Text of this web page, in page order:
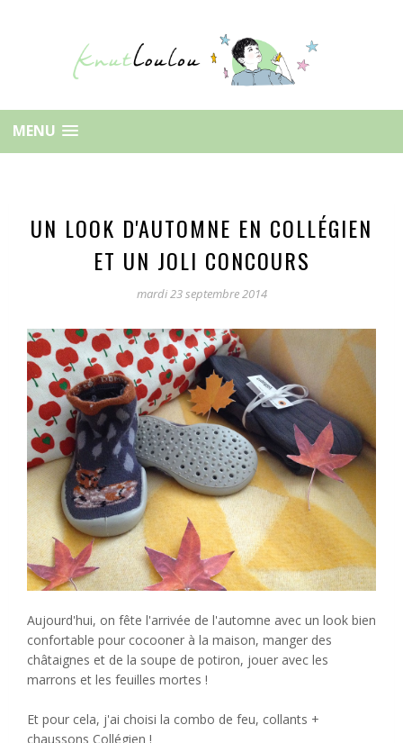
MENU
UN LOOK D'AUTOMNE EN COLLÉGIEN
ET UN JOLI CONCOURS
mardi 23 septembre 2014
Aujourd'hui, on fête l'arrivée de l'automne avec un look bien
confortable pour cocooner à la maison, manger des
châtaignes et de la soupe de potiron, jouer avec les
marrons et les feuilles mortes !
Et pour cela, j'ai choisi la combo de feu, collants +
chaussons Collégien !